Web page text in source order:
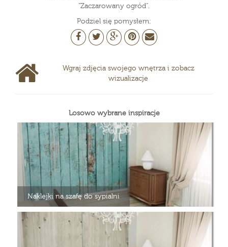
"Zaczarowany ogród".
Podziel się pomysłem:
Wgraj zdjęcia swojego wnętrza i zobacz
wizualizacje
Losowo wybrane inspiracje
Naklejki na szafę do sypialni